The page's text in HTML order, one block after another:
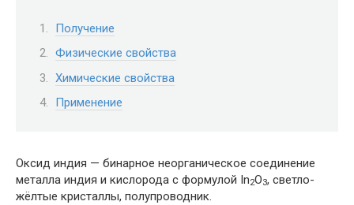
Получение
Физические свойства
Химические свойства
Применение
Оксид индия — бинарное неорганическое соединение
металла индия и кислорода с формулой In2O3, светло-
жёлтые кристаллы, полупроводник.